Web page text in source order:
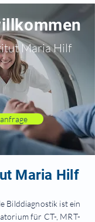
Maria Hilf
Maria Hilf
Bilddiagnostik ist ein
für CT-, MRT-